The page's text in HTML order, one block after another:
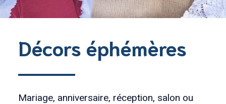
Décors éphémères
Mariage, anniversaire, réception, salon ou